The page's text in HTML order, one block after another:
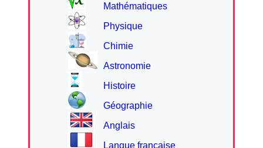
Mathématiques
Physique
Chimie
Astronomie
Histoire
Géographie
Anglais
Langue française